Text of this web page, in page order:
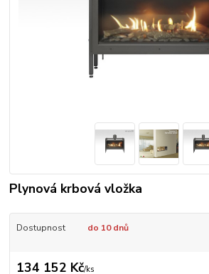
Plynová krbová vložka
Dostupnost do 10 dnů
134 152 Kč/ks